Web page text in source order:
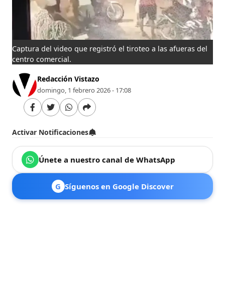
Captura del video que registró el tiroteo a las afueras del
centro comercial.
Redacción Vistazo
domingo, 1 febrero 2026 - 17:08
Activar Notificaciones
Únete a nuestro canal de WhatsApp
G Síguenos en Google Discover